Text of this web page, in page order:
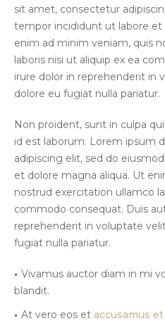
sit amet, consectetur
tempor incididunt ut labore et
enim ad minim veniam, quis
laboris nisi ut aliquip ex ea
irure dolor in reprehenderit in
dolore eu fugiat nulla pariatur.
Non proident, sunt in culpa
id est laborum. Lorem ipsum
adipiscing elit, sed do
et dolore magna aliqua. Ut
nostrud exercitation ullamco
commodo consequat. Duis
reprehenderit in voluptate
fugiat nulla pariatur.
Vivamus auctor diam in mi
blandit.
At vero eos et accusamus